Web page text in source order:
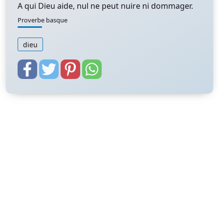
A qui Dieu aide, nul ne peut nuire ni dommager.
Proverbe basque
dieu